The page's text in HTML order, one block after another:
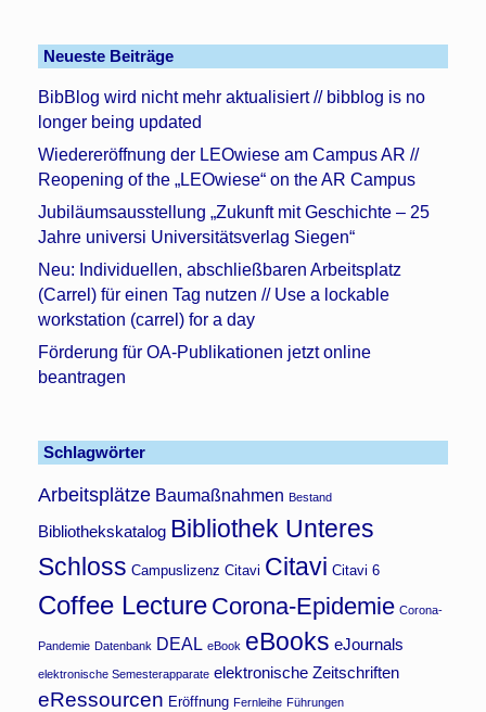
Neueste Beiträge
BibBlog wird nicht mehr aktualisiert // bibblog is no
longer being updated
Wiedereröffnung der LEOwiese am Campus AR //
Reopening of the „LEOwiese“ on the AR Campus
Jubiläumsausstellung „Zukunft mit Geschichte – 25
Jahre universi Universitätsverlag Siegen“
Neu: Individuellen, abschließbaren Arbeitsplatz
(Carrel) für einen Tag nutzen // Use a lockable
workstation (carrel) for a day
Förderung für OA-Publikationen jetzt online
beantragen
Schlagwörter
Arbeitsplätze Baumaßnahmen Bestand
Bibliothekskatalog Bibliothek Unteres
Schloss Campuslizenz Citavi Citavi Citavi 6
Coffee Lecture Corona-Epidemie Corona-
Pandemie Datenbank DEAL eBook eBooks eJournals
elektronische Semesterapparate elektronische Zeitschriften
eRessourcen Eröffnung Fernleihe Führungen